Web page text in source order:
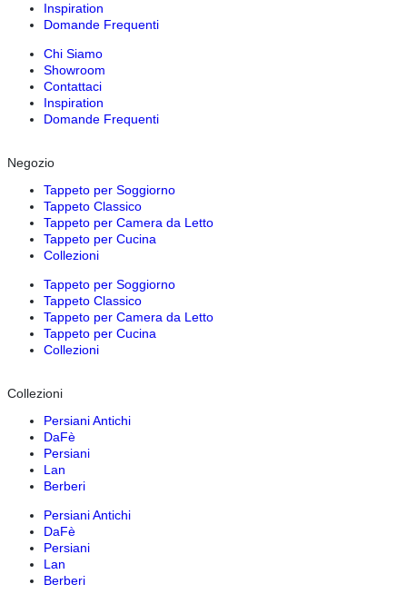
Inspiration
Domande Frequenti
Chi Siamo
Showroom
Contattaci
Inspiration
Domande Frequenti
Negozio
Tappeto per Soggiorno
Tappeto Classico
Tappeto per Camera da Letto
Tappeto per Cucina
Collezioni
Tappeto per Soggiorno
Tappeto Classico
Tappeto per Camera da Letto
Tappeto per Cucina
Collezioni
Collezioni
Persiani Antichi
DaFè
Persiani
Lan
Berberi
Persiani Antichi
DaFè
Persiani
Lan
Berberi